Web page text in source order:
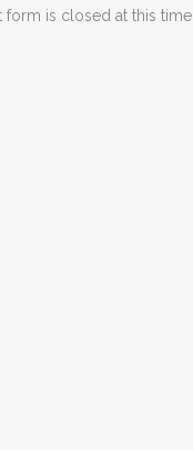
form is closed at this time.